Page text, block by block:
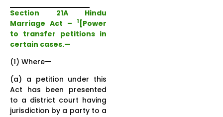
Section 21A Hindu
Marriage Act –
1 [Power
to transfer petitions in
certain cases.—
(1) Where—
(a) a petition under this
Act has been presented
to a district court having
jurisdiction by a party to a